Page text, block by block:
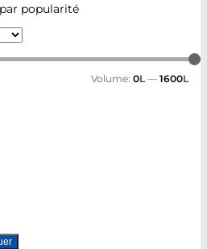
popularité
Volume: 0L — 1600L